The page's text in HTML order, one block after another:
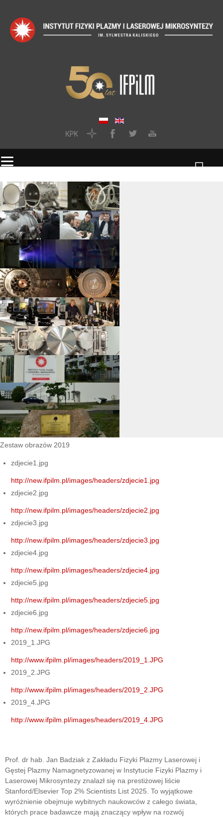
Zestaw obrazów 2019
zdjecie1.jpg
http://new.ifpilm.pl/images/headers/zdjecie1.jpg
zdjecie2.jpg
http://new.ifpilm.pl/images/headers/zdjecie2.jpg
zdjecie3.jpg
http://new.ifpilm.pl/images/headers/zdjecie3.jpg
zdjecie4.jpg
http://new.ifpilm.pl/images/headers/zdjecie4.jpg
zdjecie5.jpg
http://new.ifpilm.pl/images/headers/zdjecie5.jpg
zdjecie6.jpg
http://new.ifpilm.pl/images/headers/zdjecie6.jpg
2019_1.JPG
http://www.ifpilm.pl/images/headers/2019_1.JPG
2019_2.JPG
http://www.ifpilm.pl/images/headers/2019_2.JPG
2019_4.JPG
http://www.ifpilm.pl/images/headers/2019_4.JPG
Prof. dr hab. Jan Badziak z Zakładu Fizyki Plazmy Laserowej i
Gęstej Plazmy Namagnetyzowanej w Instytucie Fizyki Plazmy i
Laserowej Mikrosyntezy znalazł się na prestiżowej liście
Stanford/Elsevier Top 2% Scientists List 2025. To wyjątkowe
wyróżnienie obejmuje wybitnych naukowców z całego świata,
których prace badawcze mają znaczący wpływ na rozwój